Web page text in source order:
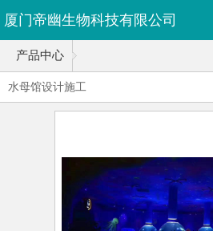
厦门帝幽生物科技有限公司
产品中心
水母馆设计施工